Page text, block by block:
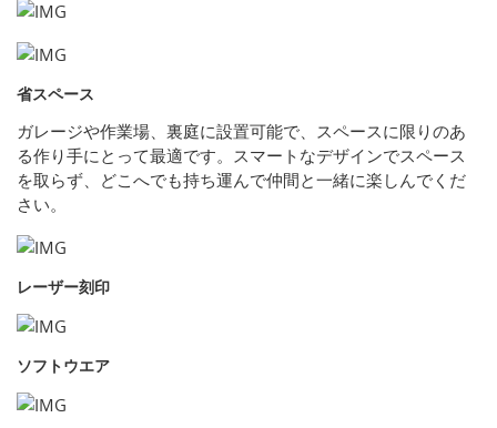
省スペース
ガレージや作業場、裏庭に設置可能で、スペースに限りのあ
る作り手にとって最適です。スマートなデザインでスペース
を取らず、どこへでも持ち運んで仲間と一緒に楽しんでくだ
さい。
レーザー刻印
ソフトウエア